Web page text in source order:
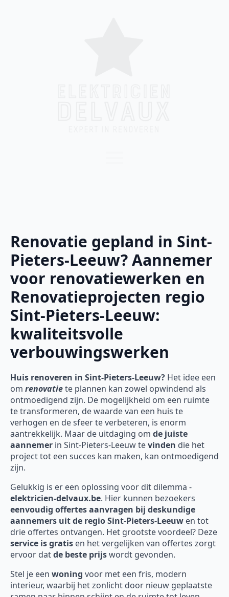
Renovatie gepland in Sint-
Pieters-Leeuw? Aannemer
voor renovatiewerken en
Renovatieprojecten regio
Sint-Pieters-Leeuw:
kwaliteitsvolle
verbouwingswerken
Huis renoveren in Sint-Pieters-Leeuw? Het idee een
om renovatiete plannen kan zowel opwindend als
ontmoedigend zijn. De mogelijkheid om een ruimte
te transformeren, de waarde van een huis te
verhogen en de sfeer te verbeteren, is enorm
aantrekkelijk. Maar de uitdaging om de juiste
aannemer in Sint-Pieters-Leeuw tevinden die het
project tot een succes kan maken, kan ontmoedigend
zijn.
Gelukkig is er een oplossing voor dit dilemma -
elektricien-delvaux.be. Hier kunnen bezoekers
eenvoudig offertes aanvragen bij deskundige
aannemers uit de regio Sint-Pieters-Leeuw en tot
drie offertes ontvangen. Het grootste voordeel? Deze
service is gratis en het vergelijken van offertes zorgt
ervoor datde beste prijswordt gevonden.
Stel je een woning voor met een fris, modern
interieur, waarbij het zonlicht door nieuw geplaatste